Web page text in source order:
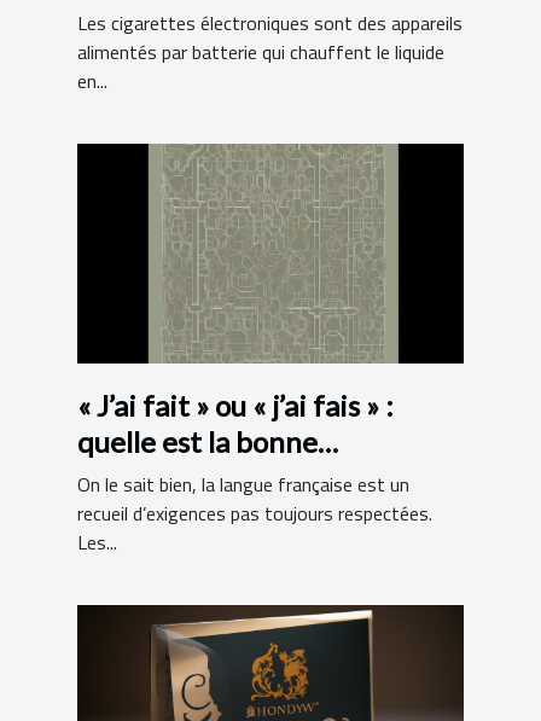
Les cigarettes électroniques sont des appareils
alimentés par batterie qui chauffent le liquide
en...
« J’ai fait » ou « j’ai fais » :
quelle est la bonne
orthographe ?
On le sait bien, la langue française est un
recueil d’exigences pas toujours respectées.
Les...